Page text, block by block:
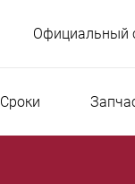
Официальный
Сроки